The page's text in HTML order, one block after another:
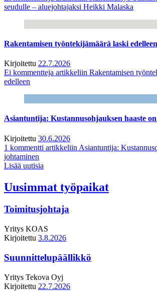
seudulle – aluejohtajaksi Heikki Malaska
Rakentamisen työntekijämäärä laski edelleen
Kirjoitettu 22.7.2026
Ei kommentteja artikkeliin Rakentamisen
edelleen
Asiantuntija: Kustannusohjauksen haaste
Kirjoitettu 30.6.2026
1 kommentti artikkeliin Asiantuntija:
johtaminen
Lisää uutisia
Uusimmat työpaikat
Toimitusjohtaja
Yritys KOAS
Kirjoitettu 3.8.2026
Suunnittelupäällikkö
Yritys Tekova Oyj
Kirjoitettu 22.7.2026